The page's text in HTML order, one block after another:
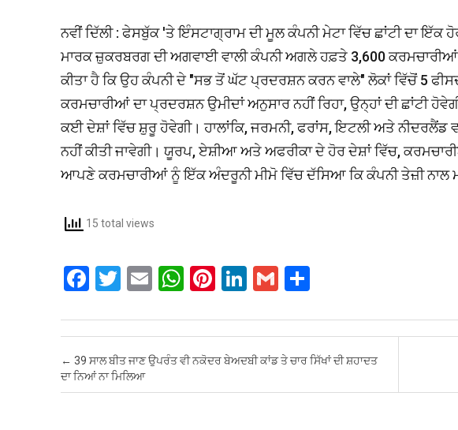
ਨਵੀਂ ਦਿੱਲੀ : ਫੇਸਬੁੱਕ 'ਤੇ ਇੰਸਟਾਗ੍ਰਾਮ ਦੀ ਮੂਲ ਕੰਪਨੀ ਮੇਟਾ ਵਿੱਚ ਛਾਂਟੀ ਦਾ
ਮਾਰਕ ਜ਼ੁਕਰਬਰਗ ਦੀ ਅਗਵਾਈ ਵਾਲੀ ਕੰਪਨੀ ਅਗਲੇ ਹਫ਼ਤੇ 3,600 ਕਰਮਚਾਰੀਆਂ
ਕੀਤਾ ਹੈ ਕਿ ਉਹ ਕੰਪਨੀ ਦੇ "ਸਭ ਤੋਂ ਘੱਟ ਪ੍ਰਦਰਸ਼ਨ ਕਰਨ ਵਾਲੇ" ਲੋਕਾਂ ਵਿੱਚੋਂ 5
ਕਰਮਚਾਰੀਆਂ ਦਾ ਪ੍ਰਦਰਸ਼ਨ ਉਮੀਦਾਂ ਅਨੁਸਾਰ ਨਹੀਂ ਰਿਹਾ, ਉਨ੍ਹਾਂ ਦੀ ਛਾਂਟੀ
ਕਈ ਦੇਸ਼ਾਂ ਵਿੱਚ ਸ਼ੁਰੂ ਹੋਵੇਗੀ। ਹਾਲਾਂਕਿ, ਜਰਮਨੀ, ਫਰਾਂਸ, ਇਟਲੀ ਅਤੇ ਨੀਦਰਲੈਂਡ
ਨਹੀਂ ਕੀਤੀ ਜਾਵੇਗੀ। ਯੂਰਪ, ਏਸ਼ੀਆ ਅਤੇ ਅਫਰੀਕਾ ਦੇ ਹੋਰ ਦੇਸ਼ਾਂ ਵਿੱਚ,
ਆਪਣੇ ਕਰਮਚਾਰੀਆਂ ਨੂੰ ਇੱਕ ਅੰਦਰੂਨੀ ਮੀਮੋ ਵਿੱਚ ਦੱਸਿਆ ਕਿ ਕੰਪਨੀ ਤੇਜ਼ੀ ਨਾਲ
15 total views
F
ce
b
o
T
tt
er
E
ail
W
at
s
Pi
er
es
Li
ke
dI
G
ail ar
e
Post navigation
← 39 ਸਾਲ ਬੀਤ ਜਾਣ ਉਪਰੰਤ ਵੀ ਨਕੋਦਰ ਬੇਅਦਬੀ ਕਾਂਡ ਤੇ ਚਾਰ ਸਿੱਖਾਂ ਦੀ ਸ਼ਹਾਦਤ
ਦਾ ਨਿਆਂ ਨਾ ਮਿਲਿਆ